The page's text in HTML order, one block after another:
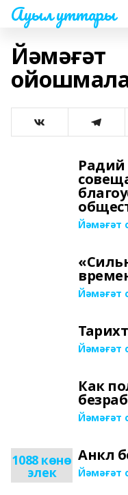
Ауыл уттары
Йәмәғәт
Радий
Йәмәғәт
Йәмәғәт
Йәмәғәт
Как
Йәмәғәт
1088 көнө
элек
Aнкл
Йәмәғәт